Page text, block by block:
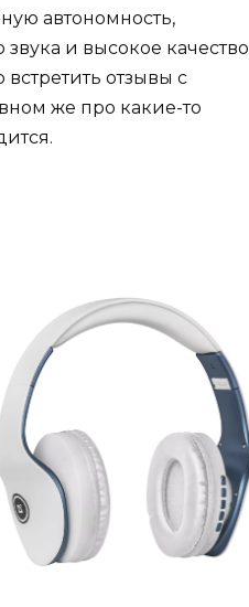
автономность,
и высокое качество
отзывы с
же про какие-то